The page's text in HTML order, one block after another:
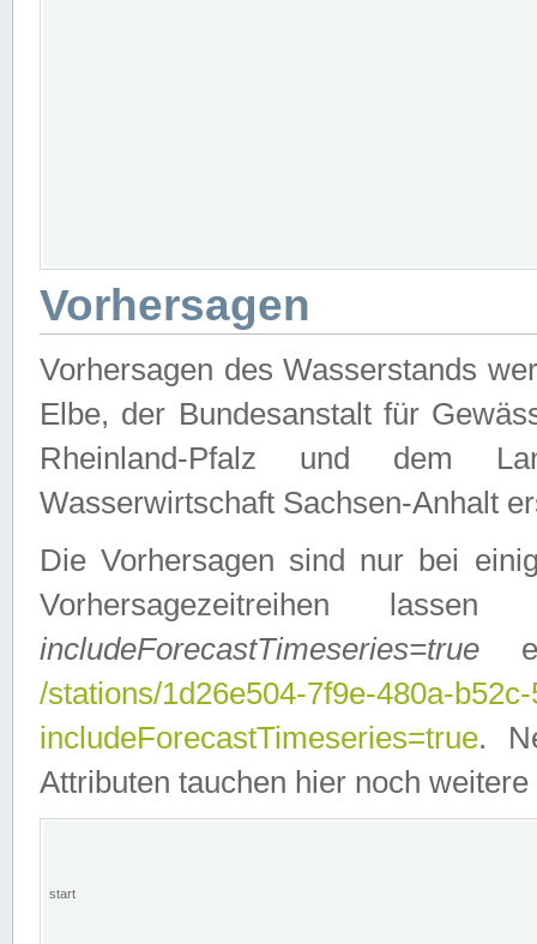
Vorhersagen
Vorhersagen des Wasserstands
Elbe, der Bundesanstalt für
Rheinland-Pfalz und dem
Wasserwirtschaft Sachsen-Anhalt
Die Vorhersagen sind nur bei
Vorhersagezeitreihen
includeForecastTimeseries=true
/stations/1d26e504-7f9e-480a-
includeForecastTimeseries=true.
Attributen tauchen hier noch weitere
start